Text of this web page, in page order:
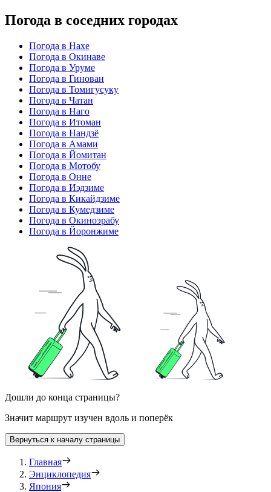
Погода в соседних городах
Погода в Нахе
Погода в Окинаве
Погода в Уруме
Погода в Гинован
Погода в Томигусуку
Погода в Чатан
Погода в Наго
Погода в Итоман
Погода в Нандзё
Погода в Амами
Погода в Йомитан
Погода в Мотобу
Погода в Онне
Погода в Иэдзиме
Погода в Кикайдзиме
Погода в Кумедзиме
Погода в Окиноэрабу
Погода в Йоронжиме
Дошли до конца страницы?
Значит маршрут изучен вдоль и поперёк
Вернуться к началу страницы
Главная
Энциклопедия
Япония